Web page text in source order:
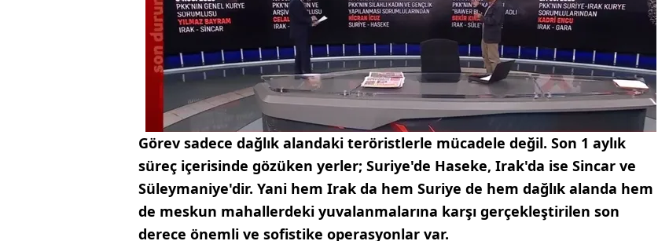
Görev sadece dağlık alandaki teröristlerle mücadele değil. Son 1 aylık
süreç içerisinde gözüken yerler; Suriye'de Haseke, Irak'da ise Sincar ve
Süleymaniye'dir. Yani hem Irak da hem Suriye de hem dağlık alanda hem
de meskun mahallerdeki yuvalanmalarına karşı gerçekleştirilen son
derece önemli ve sofistike operasyonlar var.